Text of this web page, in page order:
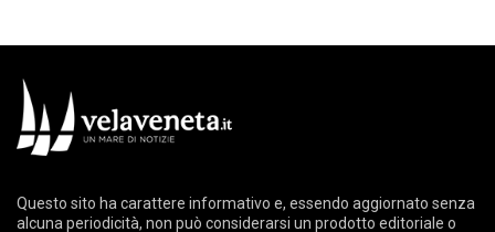
Questo sito ha carattere informativo e, essendo aggiornato senza
alcuna periodicità, non può considerarsi un prodotto editoriale o